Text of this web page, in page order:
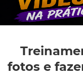
fotos e